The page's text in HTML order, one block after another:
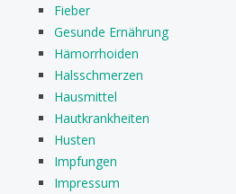
Fieber
Gesunde Ernährung
Hämorrhoiden
Halsschmerzen
Hausmittel
Hautkrankheiten
Husten
Impfungen
Impressum